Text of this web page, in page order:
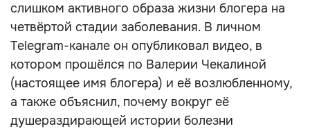
слишком активного образа жизни блогера на
четвёртой стадии заболевания. В личном
Telegram-канале он опубликовал видео, в
котором прошёлся по Валерии Чекалиной
(настоящее имя блогера) и её возлюбленному,
а также объяснил, почему вокруг её
душераздирающей истории болезни